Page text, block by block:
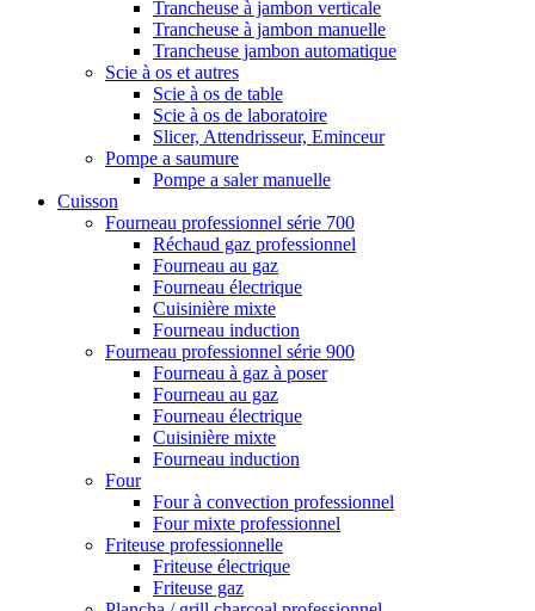
Trancheuse à jambon verticale
Trancheuse à jambon manuelle
Trancheuse jambon automatique
Scie à os et autres
Scie à os de table
Scie à os de laboratoire
Slicer, Attendrisseur, Eminceur
Pompe a saumure
Pompe a saler manuelle
Cuisson
Fourneau professionnel série 700
Réchaud gaz professionnel
Fourneau au gaz
Fourneau électrique
Cuisinière mixte
Fourneau induction
Fourneau professionnel série 900
Fourneau à gaz à poser
Fourneau au gaz
Fourneau électrique
Cuisinière mixte
Fourneau induction
Four
Four à convection professionnel
Four mixte professionnel
Friteuse professionnelle
Friteuse électrique
Friteuse gaz